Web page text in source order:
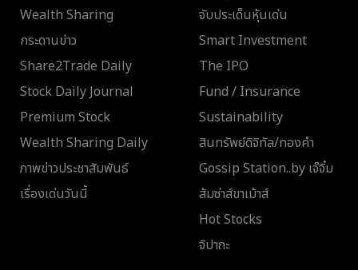
Wealth Sharing
กระดานข่าว
Share2Trade Daily
Stock Daily Journal
Premium Stock
Wealth Sharing Daily
ภาพข่าวประชาสัมพันธ์
เรื่องเด่นวันนี้
จับประเด็นหุ้นเด่น
Smart Investment
The IPO
Fund / Insurance
Sustainability
สินทรัพย์ดิจิทัล/ทองคำ
Gossip Station..by เจ๊จิ๋ม
ส้มซ่าส์ขาเม้าส์
Hot Stocks
จิปาถะ